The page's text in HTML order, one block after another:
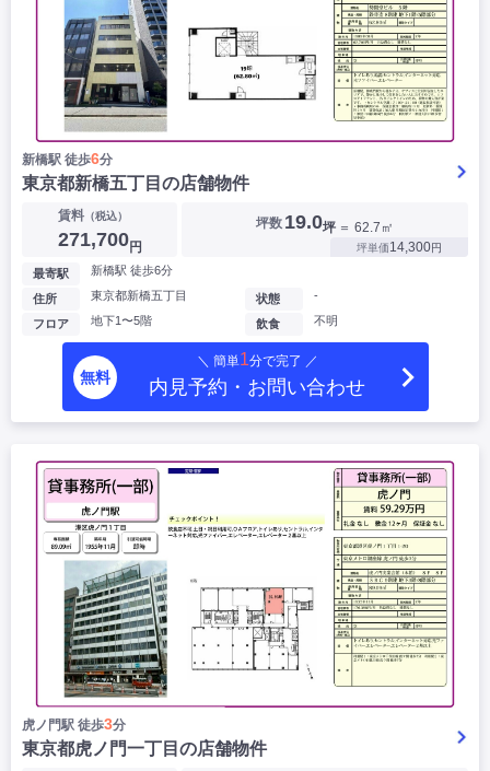
新橋駅 徒歩6分
東京都新橋五丁目の店舗物件
賃料（税込）
271,700円
坪数 19.0坪 ＝ 62.7㎡
坪単価14,300円
最寄駅 新橋駅 徒歩6分
住所 東京都新橋五丁目
フロア 地下1〜5階
状態 -
飲食 不明
無料
＼ 簡単1分で完了 ／
内見予約・お問い合わせ
虎ノ門駅 徒歩3分
東京都虎ノ門一丁目の店舗物件